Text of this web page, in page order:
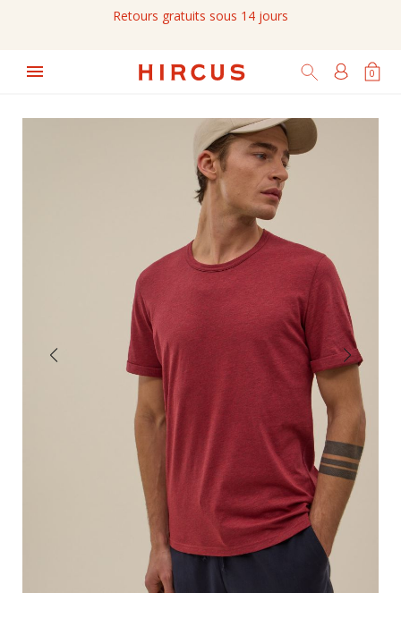
Retours gratuits sous 14 jours
0